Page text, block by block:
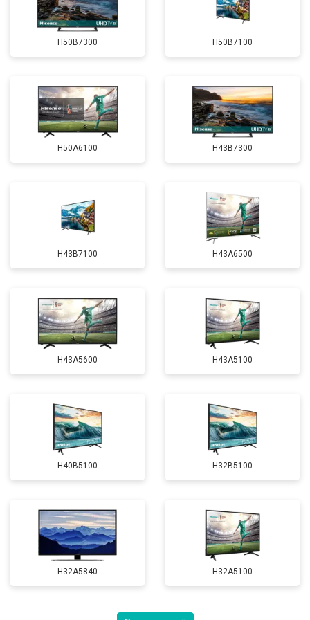
H50B7300 H50B7100
H50A6100 H43B7300
H43B7100 H43A6500
H43A5600 H43A5100
H40B5100 H32B5100
H32A5840 H32A5100